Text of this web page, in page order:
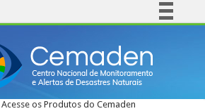
Comunica BR
Participe
Acesso à informação
Acesse os Produtos do Cemaden